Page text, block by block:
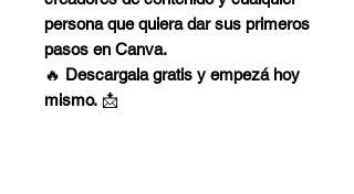
persona que quiera dar sus primeros
pasos en Canva.
🔥 Descargala gratis y empezá hoy
mismo. 📩